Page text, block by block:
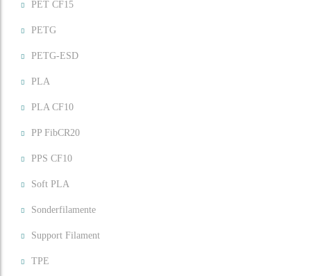
PET CF15
PETG
PETG-ESD
PLA
PLA CF10
PP FibCR20
PPS CF10
Soft PLA
Sonderfilamente
Support Filament
TPE